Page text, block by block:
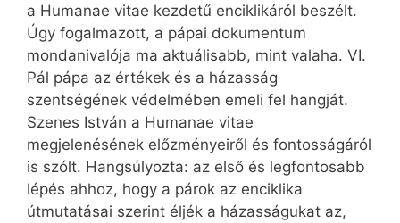
a Humanae vitae kezdetű enciklikáról beszélt.
Úgy fogalmazott, a pápai dokumentum
mondanivalója ma aktuálisabb, mint valaha. VI.
Pál pápa az értékek és a házasság
szentségének védelmében emeli fel hangját.
Szenes István a Humanae vitae
megjelenésének előzményeiről és fontosságáról
is szólt. Hangsúlyozta: az első és legfontosabb
lépés ahhoz, hogy a párok az enciklika
útmutatásai szerint éljék a házasságukat az,